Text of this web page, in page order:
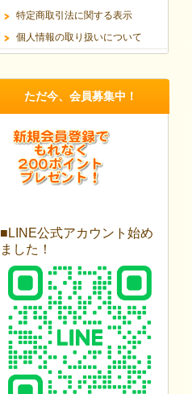
特定商取引法に関する表示
個人情報の取り扱いについて
ただ今、会員募集中！
■LINE公式アカウント始め
ました！